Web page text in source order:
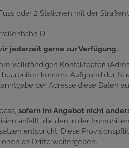
oder 2 Stationen mit der
D
jederzeit gerne zur Verfügung.
vollständigen Kontaktdaten
können. Aufgrund der
der Adresse diese Daten
sofern im Angebot nicht
anfällt, die den in der
entspricht. Diese
an Dritte weitergeben.